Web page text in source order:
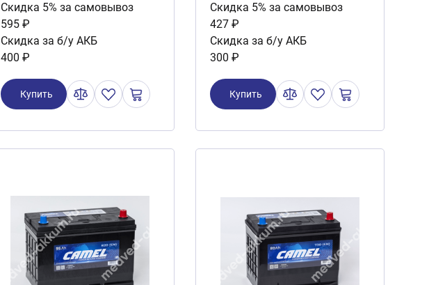
Скидка 5% за самовывоз
595 ₽
Скидка за б/у АКБ
400 ₽
Купить
Скидка 5% за самовывоз
427 ₽
Скидка за б/у АКБ
300 ₽
Купить